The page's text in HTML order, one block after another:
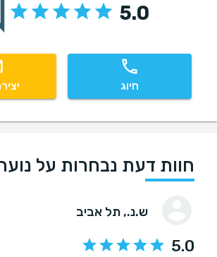
5.0
חיוג
חוות דעת נבחרות על
ש.נ., תל אביב
5.0